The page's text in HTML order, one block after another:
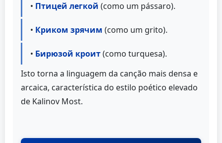
• Птицей легкой (como um pássaro).
• Криком зрячим (como um grito).
• Бирюзой кроит(como turquesa).
Isto torna a linguagem da canção mais densa e
arcaica, característica do estilo poético elevado
de Kalinov Most.